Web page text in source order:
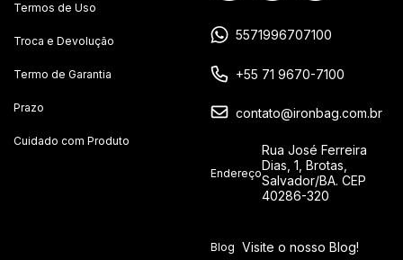
Termos de Uso
Troca e Devolução
Termo de Garantia
Prazo
Cuidado com Produto
5571996707100
+55 71 9670-7100
contato@ironbag.com.br
Endereço
Rua José Ferreira
Dias, 1, Brotas,
Salvador/BA. CEP
40286-320
Blog Visite o nosso Blog!